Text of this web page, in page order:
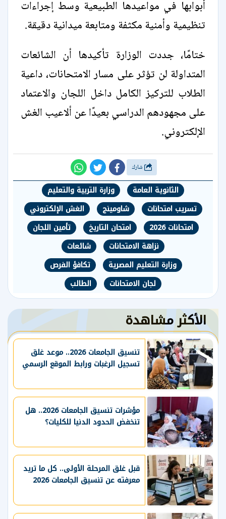
أبوابها في مواعيدها الطبيعية وسط إجراءات
تنظيمية وأمنية مكثفة ومتابعة ميدانية دقيقة.
ختامًا، جددت الوزارة تأكيدها أن الشائعات
المتداولة لن تؤثر على مسار الامتحانات، داعية
الطلاب للتركيز الكامل داخل اللجان والاعتماد
على مجهودهم الدراسي بعيدًا عن ألاعيب الغش
الإلكتروني.
الثانوية العامة
وزارة التربية والتعليم
تسريب امتحانات
شاومينج
الغش الإلكتروني
امتحانات 2026
امتحان التاريخ
تأمين اللجان
نزاهة الامتحانات
شائعات
وزارة التعليم المصرية
تكافؤ الفرص
لجان الامتحانات
الطالب
الأكثر مشاهدة
تنسيق الجامعات 2026.. موعد غلق
تسجيل الرغبات ورابط الموقع الرسمي
مؤشرات تنسيق الجامعات 2026.. هل
تنخفض الحدود الدنيا للكليات؟
قبل غلق المرحلة الأولى.. كل ما تريد
معرفته عن تنسيق الجامعات 2026